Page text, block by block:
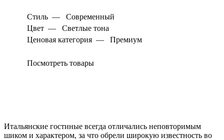
Стиль —
Современный
Цвет —
Светлые тона
Ценовая категория — Премиум
Посмотреть товары
Итальянские гостиные всегда отличались неповторимым
шиком и характером, за что обрели широкую известность во